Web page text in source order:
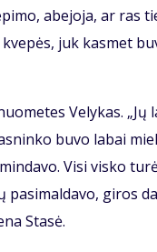
abe­jo­ja, ar ras
juk kas­met
Ve­ly­kas.
bu­vo la­bai
Vi­si vis­ko
pa­si­mal­da­vo, gi­ros
Sta­sė.